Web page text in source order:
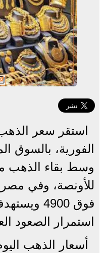
استقر سعر الذهب
الفورية، بالسوق
استمرار الصعود
أسعار الذهب